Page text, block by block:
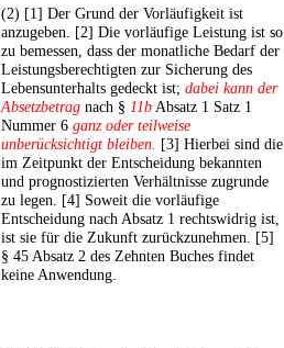
(2) [1] Der Grund der Vorläufigkeit ist
anzugeben. [2] Die vorläufige Leistung ist so
zu bemessen, dass der monatliche Bedarf der
Leistungsberechtigten zur Sicherung des
Lebensunterhalts gedeckt ist; dabei kann der
Absetzbetrag nach § 11bAbsatz 1 Satz 1
Nummer 6 ganz oder teilweise
unberücksichtigt bleiben. [3] Hierbei sind die
im Zeitpunkt der Entscheidung bekannten
und prognostizierten Verhältnisse zugrunde
zu legen. [4] Soweit die vorläufige
Entscheidung nach Absatz 1 rechtswidrig ist,
ist sie für die Zukunft zurückzunehmen. [5]
§ 45 Absatz 2 des Zehnten Buches findet
keine Anwendung.